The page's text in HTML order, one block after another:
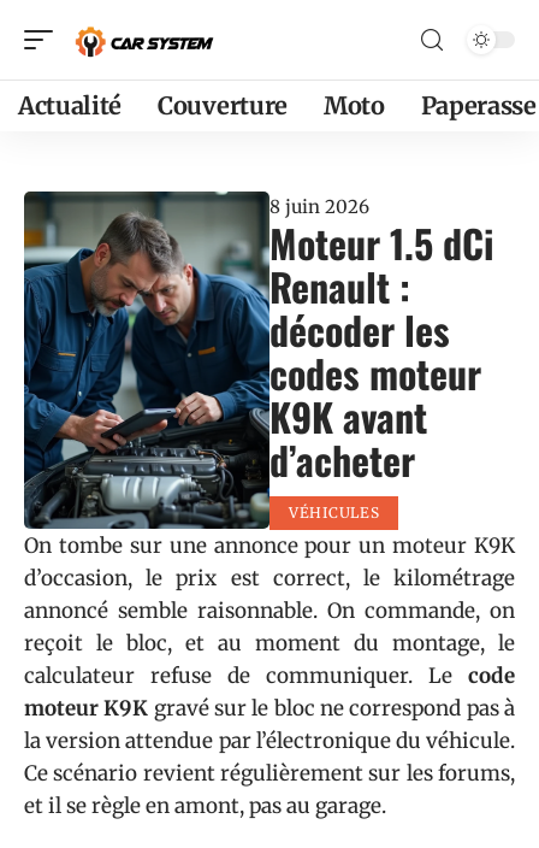
Actualité Couverture Moto
8 juin 2026
Moteur 1.5 dCi
Renault :
décoder les
codes moteur
K9K avant
d’acheter
VÉHICULES
On tombe sur une annonce pour un moteur K9K
d’occasion, le prix est correct, le kilométrage
annoncé semble raisonnable. On commande, on
reçoit le bloc, et au moment du montage, le
calculateur refuse de communiquer. Le code
moteur K9K gravé sur le bloc ne correspond pas à
la version attendue par l’électronique du véhicule.
Ce scénario revient régulièrement sur les forums,
et il se règle en amont, pas au garage.